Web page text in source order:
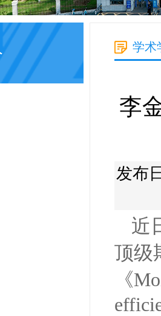
学术
李
发布
近
顶级
《